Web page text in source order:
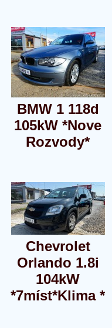
BMW 1 118d
105kW *Nove
Rozvody*
Chevrolet
Orlando 1.8i
104kW
*7míst*Klima *